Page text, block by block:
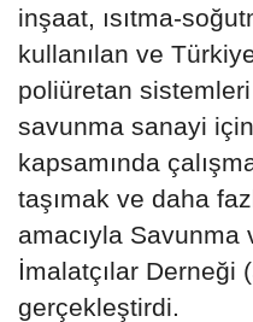
inşaat, ısıtma-
kullanılan ve
poliüretan
savunma sanayi
kapsamında
taşımak ve daha
amacıyla Savunma
İmalatçılar Derneği
gerçekleştirdi.